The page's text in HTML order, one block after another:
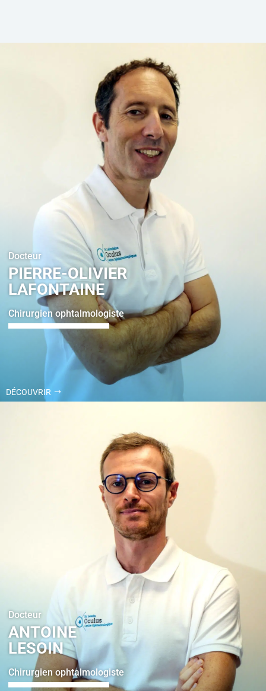
Docteur
PIERRE-OLIVIER
LAFONTAINE
Chirurgien ophtalmologiste
DÉCOUVRIR
Docteur
ANTOINE
LESOIN
Chirurgien ophtalmologiste